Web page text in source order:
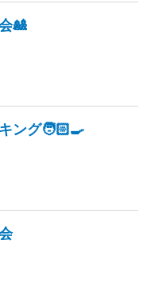
🎎
ング🧑🏻‍🍳